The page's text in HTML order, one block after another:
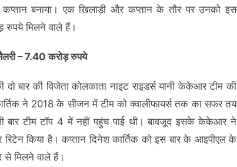
कप्तान बनाया। एक खिलाड़ी और कप्तान के तौर पर उनको इस
रुपये मिलने वाले हैं।
– 7.40 करोड़ रुपये
बार की विजेता कोलकाता नाइट राइडर्स यानी केकेआर टीम की
ने 2018 के सीजन में टीम को क्वालीफायर्स तक का सफर तय
बार टीम टॉप 4 में नहीं पहुंच पाई थी। बावजूद इसके केकेआर ने
किया है। कप्तान दिनेश कार्तिक को इस बार के आइपीएल के
मिलने वाले हैं।